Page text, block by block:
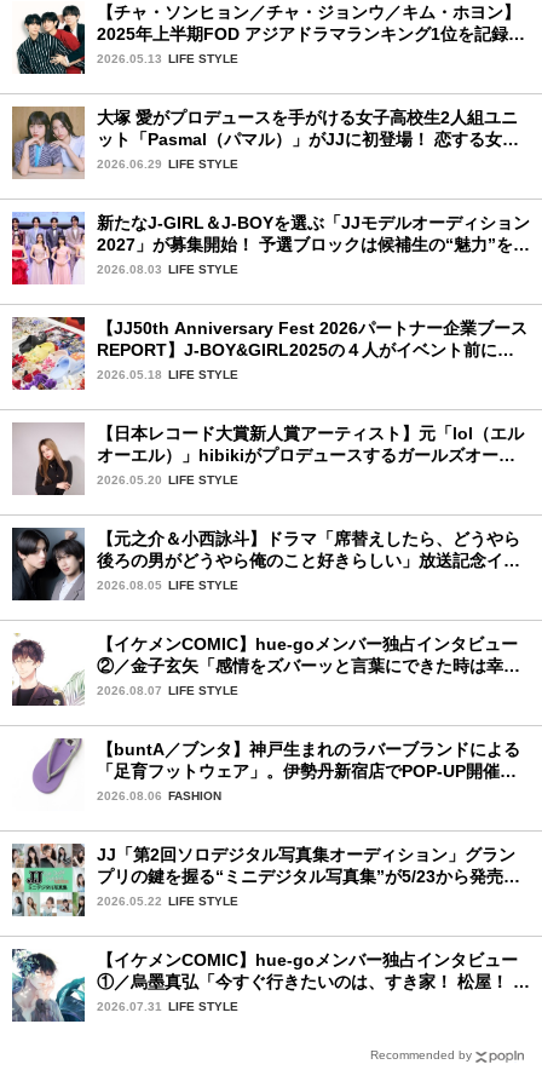
【チャ・ソンヒョン／チャ・ジョンウ／キム・ホヨン】
2025年上半期FOD アジアドラマランキング1位を記録！
韓国BLドラマ「秘密の間柄」出演の3人に来日記念イン
2026.05.13 LIFE STYLE
大塚 愛がプロデュースを手がける女子高校生2人組ユニ
ット「Pasmal（パマル）」がJJに初登場！ 恋する女の
コのキュンキュンする感情を歌った最新曲「BULL」を
2026.06.29 LIFE STYLE
新たなJ-GIRL＆J-BOYを選ぶ「JJモデルオーディション
2027」が募集開始！ 予選ブロックは候補生の“魅力”を重
視した「新システム」に変わります
2026.08.03 LIFE STYLE
【JJ50th Anniversary Fest 2026パートナー企業ブース
REPORT】J-BOY&GIRL2025の４人がイベント前にク
ロックスを訪問してジビッツ™体験！
2026.05.18 LIFE STYLE
【日本レコード大賞新人賞アーティスト】元「lol（エル
オーエル）」hibikiがプロデュースするガールズオーデ
ィションが始動！ 応募は5月31日（日）まで
2026.05.20 LIFE STYLE
【元之介＆小西詠斗】ドラマ「席替えしたら、どうやら
後ろの男がどうやら俺のこと好きらしい」放送記念イン
タビュー♡ 「自然と詠斗くんが可愛く見えたんです」
2026.08.05 LIFE STYLE
【イケメンCOMIC】hue-goメンバー独占インタビュー
②／金子玄矢「感情をズバーッと言葉にできた時は幸
せ〜」
2026.08.07 LIFE STYLE
【buntA／ブンタ】神戸生まれのラバーブランドによる
「足育フットウェア」。伊勢丹新宿店でPOP-UP開催
中！
2026.08.06 FASHION
JJ「第2回ソロデジタル写真集オーディション」グラン
プリの鍵を握る“ミニデジタル写真集”が5/23から発売！
ファイナリストの個性あふれる18冊
2026.05.22 LIFE STYLE
【イケメンCOMIC】hue-goメンバー独占インタビュー
①／烏墨真弘「今すぐ行きたいのは、すき家！ 松屋！ ミ
スド！」
2026.07.31 LIFE STYLE
Recommended by